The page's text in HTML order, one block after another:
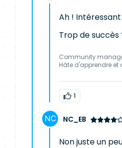
Ah ! Intéressant
Trop de succès
Community
Hâte d'apprendre
1
NC_EB
Non juste un